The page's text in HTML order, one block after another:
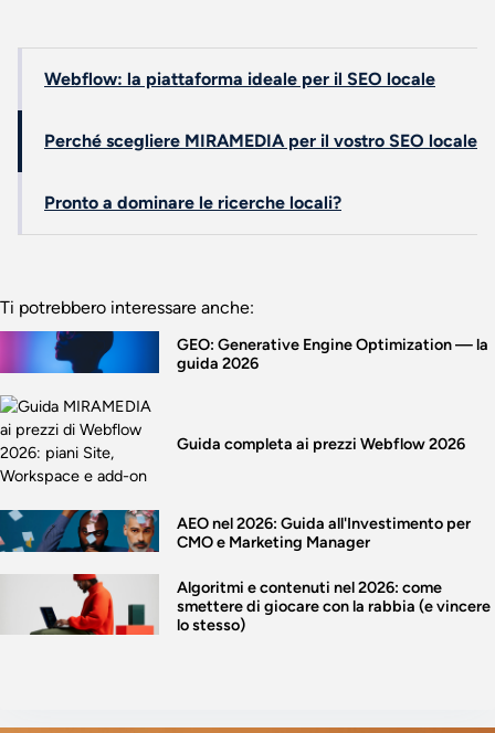
Webflow: la piattaforma ideale per il SEO locale
Perché scegliere MIRAMEDIA per il vostro SEO locale
Pronto a dominare le ricerche locali?
Ti potrebbero interessare anche:
GEO: Generative Engine Optimization — la
guida 2026
Guida completa ai prezzi Webflow 2026
AEO nel 2026: Guida all'Investimento per
CMO e Marketing Manager
Algoritmi e contenuti nel 2026: come
smettere di giocare con la rabbia (e vincere
lo stesso)